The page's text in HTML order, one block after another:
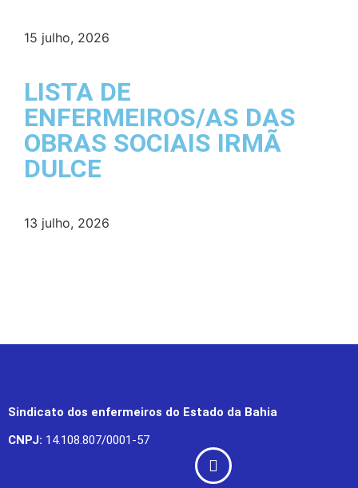
15 julho, 2026
LISTA DE
ENFERMEIROS/AS DAS
OBRAS SOCIAIS IRMÃ
DULCE
13 julho, 2026
Sindicato dos enfermeiros do Estado da Bahia
CNPJ: 14.108.807/0001-57